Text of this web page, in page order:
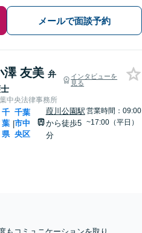
メールで面談予約
澤 友美 弁
インタビューを
見る
中央法律事務所
千
葉
県
|
千葉
市中
央区
葭川公園駅
から徒歩5
分
営業時間：09:00
~17:00（平日）